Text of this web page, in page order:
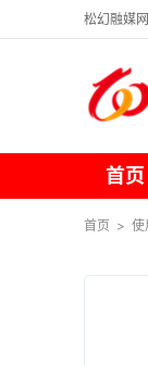
松幻融媒
首页
首页 > 使